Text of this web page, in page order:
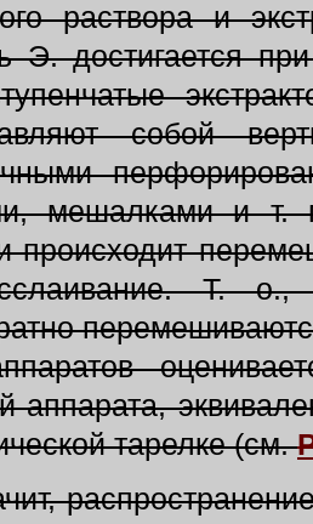
раствора и
Э. достигается
собой
мешалками и т.
происходит
Т. о.,
аппарата,
тарелке (см.